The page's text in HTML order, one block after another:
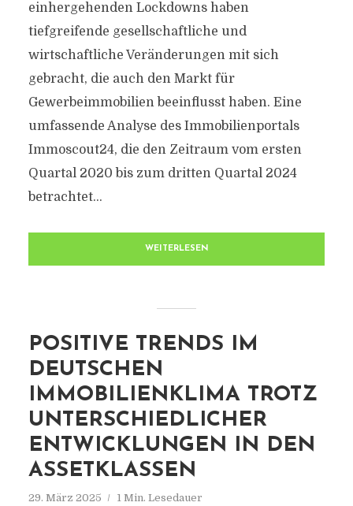
einhergehenden Lockdowns haben
tiefgreifende gesellschaftliche und
wirtschaftliche Veränderungen mit sich
gebracht, die auch den Markt für
Gewerbeimmobilien beeinflusst haben. Eine
umfassende Analyse des Immobilienportals
Immoscout24, die den Zeitraum vom ersten
Quartal 2020 bis zum dritten Quartal 2024
betrachtet...
WEITERLESEN
POSITIVE TRENDS IM
DEUTSCHEN
IMMOBILIENKLIMA TROTZ
UNTERSCHIEDLICHER
ENTWICKLUNGEN IN DEN
ASSETKLASSEN
29. März 2025 1 Min. Lesedauer